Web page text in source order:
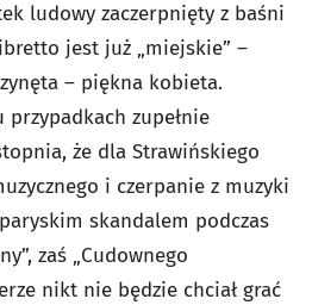
ludowy zaczerpnięty z baśni
jest już „miejskie” –
– piękna kobieta.
zupełnie
że dla Strawińskiego
i czerpanie z muzyki
skandalem podczas
zaś „Cudownego
nikt nie będzie chciał grać